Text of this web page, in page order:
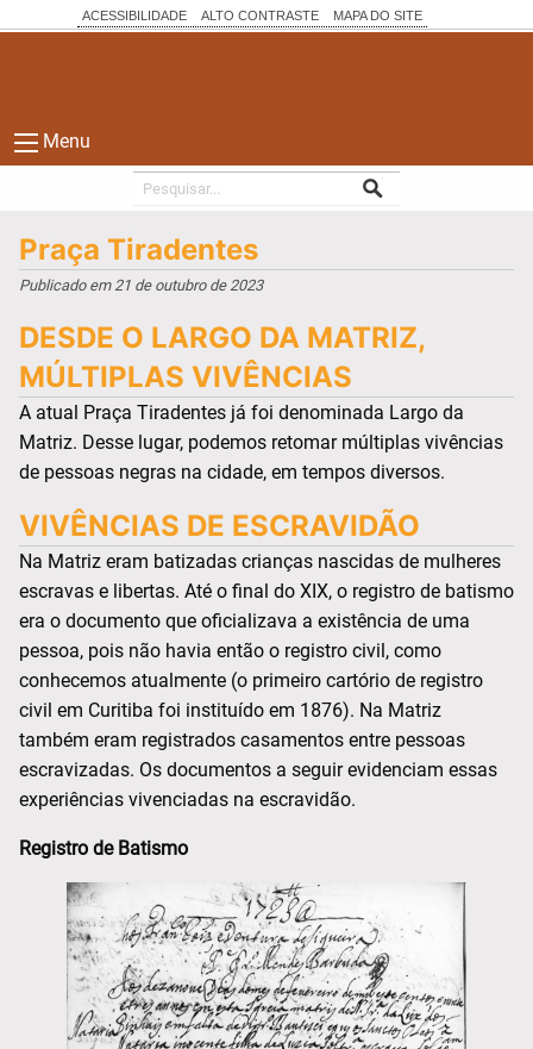
ACESSIBILIDADE ALTO CONTRASTE MAPA DO SITE
Menu
Praça Tiradentes
Publicado em 21 de outubro de 2023
DESDE O LARGO DA MATRIZ,
MÚLTIPLAS VIVÊNCIAS
A atual Praça Tiradentes já foi denominada Largo da
Matriz. Desse lugar, podemos retomar múltiplas vivências
de pessoas negras na cidade, em tempos diversos.
VIVÊNCIAS DE ESCRAVIDÃO
Na Matriz eram batizadas crianças nascidas de mulheres
escravas e libertas. Até o final do XIX, o registro de batismo
era o documento que oficializava a existência de uma
pessoa, pois não havia então o registro civil, como
conhecemos atualmente (o primeiro cartório de registro
civil em Curitiba foi instituído em 1876). Na Matriz
também eram registrados casamentos entre pessoas
escravizadas. Os documentos a seguir evidenciam essas
experiências vivenciadas na escravidão.
Registro de Batismo